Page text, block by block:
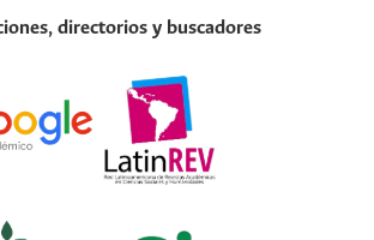
directorios y buscadores